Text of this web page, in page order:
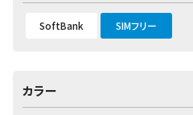
SoftBank SIMフリー
カラー